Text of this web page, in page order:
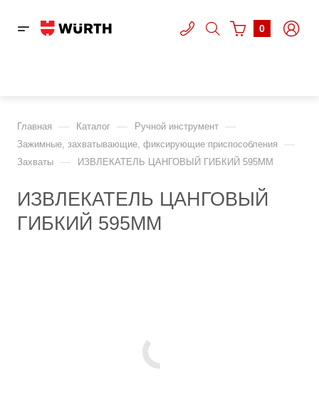
0
Главная — Каталог — Ручной инструмент —
Зажимные, захватывающие, фиксирующие приспособления —
Захваты — ИЗВЛЕКАТЕЛЬ ЦАНГОВЫЙ ГИБКИЙ 595ММ
ИЗВЛЕКАТЕЛЬ ЦАНГОВЫЙ
ГИБКИЙ 595ММ